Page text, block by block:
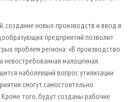
создание новых производств и ввод в
предприятий позволит
проблем региона: «В производство
невостребованная малоценная
наболевший вопрос утилизации
смогут самостоятельно
того, будут созданы рабочие